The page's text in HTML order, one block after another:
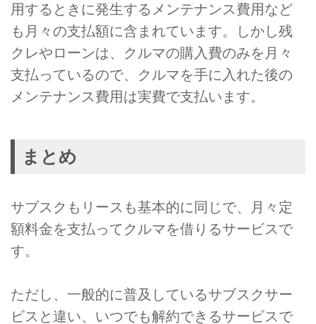
用するときに発生するメンテナンス費用など
も月々の支払額に含まれています。しかし残
クレやローンは、クルマの購入費のみを月々
支払っているので、クルマを手に入れた後の
メンテナンス費用は実費で支払います。
まとめ
サブスクもリースも基本的に同じで、月々定
額料金を支払ってクルマを借りるサービスで
す。
ただし、一般的に普及しているサブスクサー
ビスと違い、いつでも解約できるサービスで